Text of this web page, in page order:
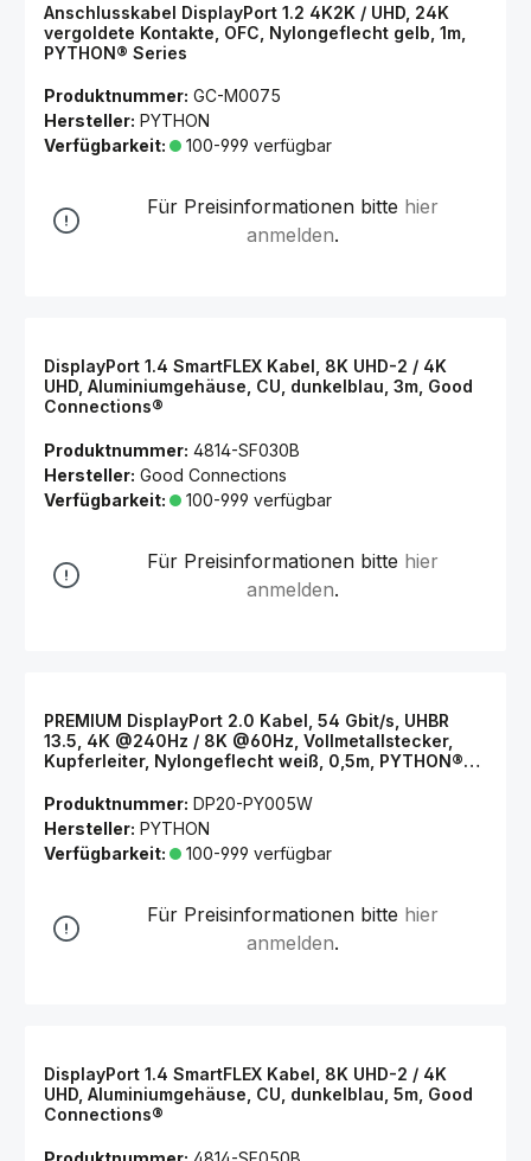
Anschlusskabel DisplayPort 1.2 4K2K / UHD, 24K
vergoldete Kontakte, OFC, Nylongeflecht gelb, 1m,
PYTHON® Series
Produktnummer: GC-M0075
Hersteller: PYTHON
Verfügbarkeit:
100-999 verfügbar
Für Preisinformationen bitte hier
anmelden.
DisplayPort 1.4 SmartFLEX Kabel, 8K UHD-2 / 4K
UHD, Aluminiumgehäuse, CU, dunkelblau, 3m, Good
Connections®
Produktnummer: 4814-SF030B
Hersteller: Good Connections
Verfügbarkeit:
100-999 verfügbar
Für Preisinformationen bitte hier
anmelden.
PREMIUM DisplayPort 2.0 Kabel, 54 Gbit/s, UHBR
13.5, 4K @240Hz / 8K @60Hz, Vollmetallstecker,
Kupferleiter, Nylongeflecht weiß, 0,5m, PYTHON®
Produktnummer: DP20-PY005W
Hersteller: PYTHON
Verfügbarkeit:
100-999 verfügbar
Für Preisinformationen bitte hier
anmelden.
DisplayPort 1.4 SmartFLEX Kabel, 8K UHD-2 / 4K
UHD, Aluminiumgehäuse, CU, dunkelblau, 5m, Good
Connections®